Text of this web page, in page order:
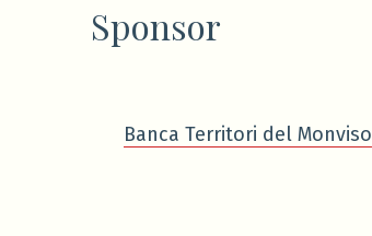
Sponsor
Banca Territori del Monviso